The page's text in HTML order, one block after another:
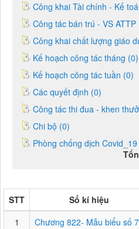
Công khai Tài chính - Kế
Công tác bán trú - VS ATTP
Công khai chất lượng giáo
Kế hoạch công tác tháng (0)
Kế hoạch công tác tuần (0)
Các quyết định (0)
Công tác thi đua - khen
Chi bộ (0)
Phòng chống dịch
STT Số kí hiệu
1
Chương 822- Mẫu biểu số